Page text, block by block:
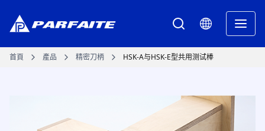
首頁 產品 精密刀柄 HSK-A与HSK-E型共用测试棒